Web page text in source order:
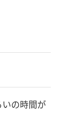
いの時間が